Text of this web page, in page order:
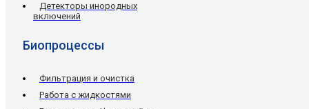
Детекторы инородных
включений
Биопроцессы
Фильтрация и очистка
Работа с жидкостями